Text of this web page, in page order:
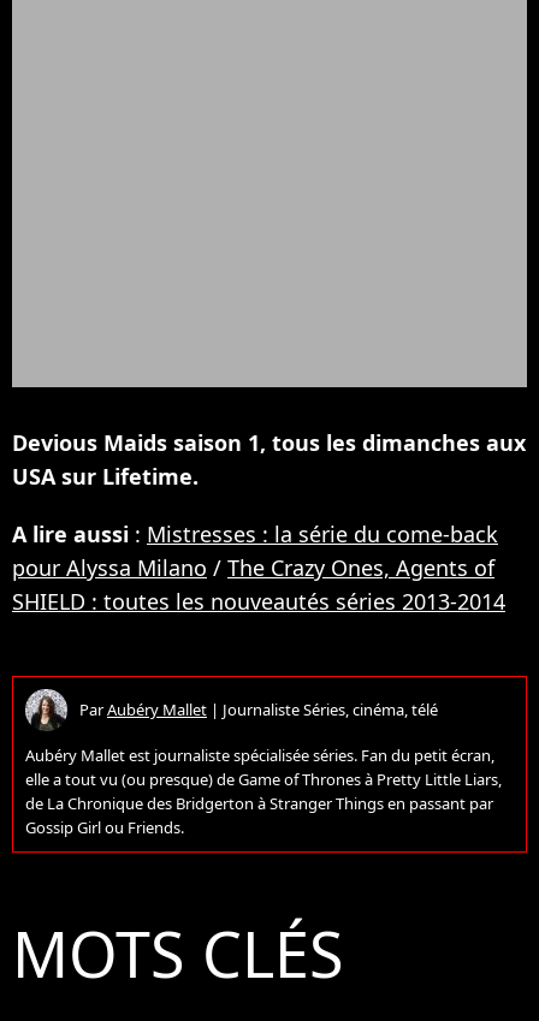
Devious Maids saison 1, tous les dimanches aux
USA sur Lifetime.
A lire aussi : Mistresses : la série du come-back
pour Alyssa Milano / The Crazy Ones, Agents of
SHIELD : toutes les nouveautés séries 2013-2014
ParAubéry Mallet | Journaliste Séries, cinéma, télé
Aubéry Mallet est journaliste spécialisée séries. Fan du petit écran,
elle a tout vu (ou presque) de Game of Thrones à Pretty Little Liars,
de La Chronique des Bridgerton à Stranger Things en passant par
Gossip Girl ou Friends.
MOTS CLÉS